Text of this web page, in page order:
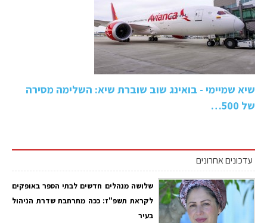
שיא שמיימי - בואינג שוב שוברת שיא: השלימה מסירה
של 500…
עדכונים אחרונים
שלושה מנהלים חדשים לבתי הספר באופקים
לקראת תשפ"ז: ככה מתרחבת שדרת הניהול
בעיר